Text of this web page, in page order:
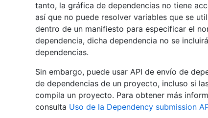
tanto, la gráfica de dependencias no tiene
así que no puede resolver variables que se
dentro de un manifiesto para especificar el
dependencia, dicha dependencia no se
dependencias.
Sin embargo, puede usar API de envío de
de dependencias de un proyecto, incluso si
compila un proyecto. Para obtener más
consulta Uso de la Dependency submission